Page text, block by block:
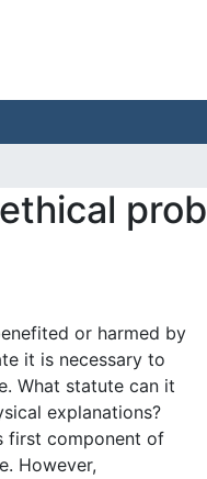
or harmed by
it is necessary to
What statute can it
explanations?
first component of
However,